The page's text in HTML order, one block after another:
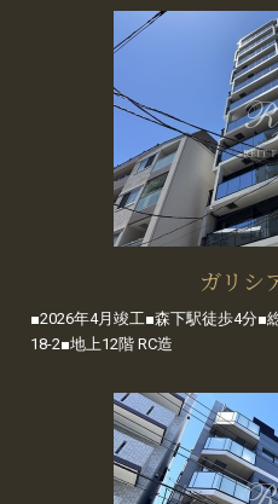
ガリシ
■2026年4月竣工■森下駅徒歩4分■
18-2■地上12階 RC造